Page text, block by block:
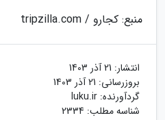
منبع: کجارو / tripzilla.com
انتشار: 21 آذر 1403
بروزرسانی: 21 آذر 1403
گردآورنده: luku.ir
شناسه مطلب: 2334